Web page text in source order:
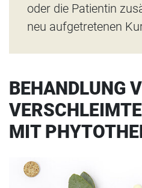
oder die Patientin
neu aufgetretenen
BEHANDLUNG
MIT